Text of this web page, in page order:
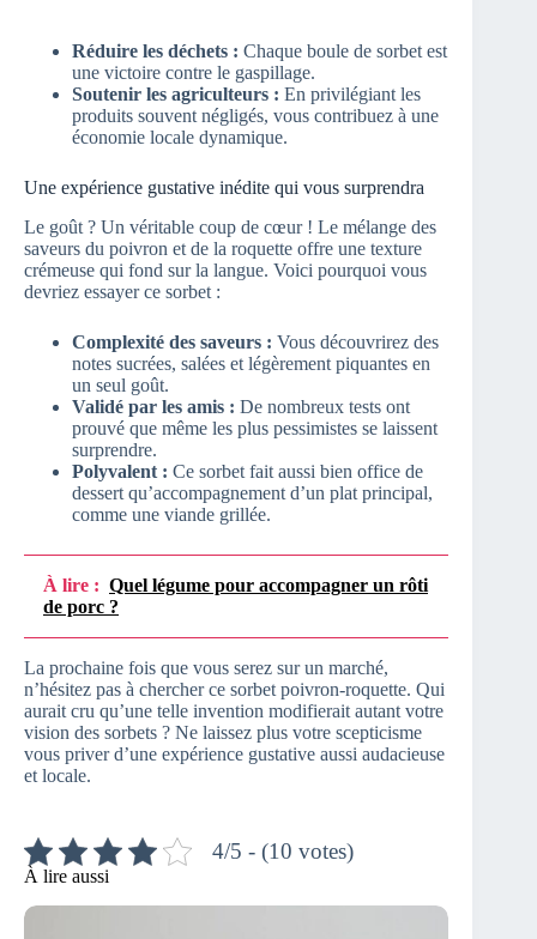
Réduire les déchets : Chaque boule de sorbet est
une victoire contre le gaspillage.
Soutenir les agriculteurs : En privilégiant les
produits souvent négligés, vous contribuez à une
économie locale dynamique.
Une expérience gustative inédite qui vous surprendra
Le goût ? Un véritable coup de cœur ! Le mélange des
saveurs du poivron et de la roquette offre une texture
crémeuse qui fond sur la langue. Voici pourquoi vous
devriez essayer ce sorbet :
Complexité des saveurs : Vous découvrirez des
notes sucrées, salées et légèrement piquantes en
un seul goût.
Validé par les amis : De nombreux tests ont
prouvé que même les plus pessimistes se laissent
surprendre.
Polyvalent : Ce sorbet fait aussi bien office de
dessert qu’accompagnement d’un plat principal,
comme une viande grillée.
À lire : Quel légume pour accompagner un rôti
de porc ?
La prochaine fois que vous serez sur un marché,
n’hésitez pas à chercher ce sorbet poivron-roquette. Qui
aurait cru qu’une telle invention modifierait autant votre
vision des sorbets ? Ne laissez plus votre scepticisme
vous priver d’une expérience gustative aussi audacieuse
et locale.
4/5 - (10 votes)
À lire aussi